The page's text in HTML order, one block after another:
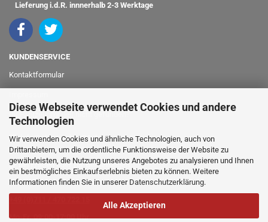
Diese Webseite verwendet Cookies und andere
Technologien
Wir verwenden Cookies und ähnliche Technologien, auch von
Drittanbietern, um die ordentliche Funktionsweise der Website zu
gewährleisten, die Nutzung unseres Angebotes zu analysieren und Ihnen
ein bestmögliches Einkaufserlebnis bieten zu können. Weitere
Informationen finden Sie in unserer Datenschutzerklärung.
Alle Akzeptieren
Lieferung i.d.R. innnerhalb 2-3 Werktage
KUNDENSERVICE
Kontaktformular
Ihr Fahrzeugmodell nicht gefunden?
info@classicshop24.de
bei Fragen oder für Bestellungen
rufen Sie einfach an:
Mo-Fr. 09:00-17:00 Uhr